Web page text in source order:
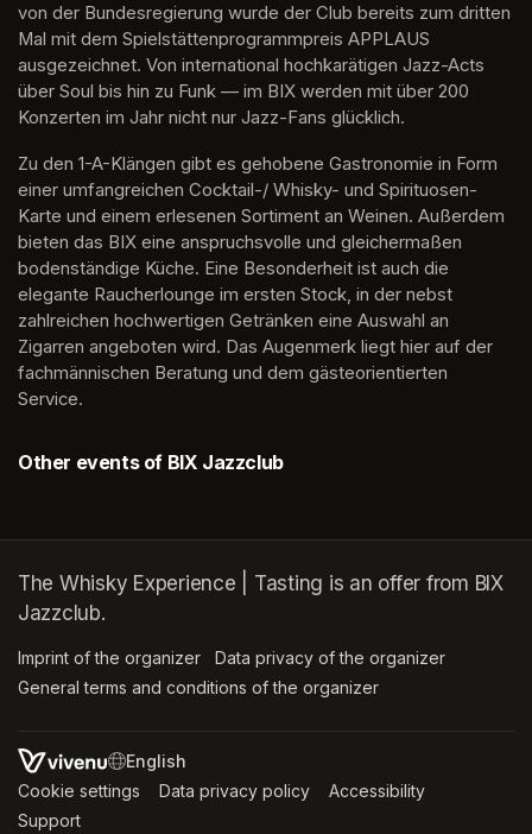
von der Bundesregierung wurde der Club bereits zum dritten
Mal mit dem Spielstättenprogrammpreis APPLAUS
ausgezeichnet. Von international hochkarätigen Jazz-Acts
über Soul bis hin zu Funk — im BIX werden mit über 200
Konzerten im Jahr nicht nur Jazz-Fans glücklich.
Zu den 1-A-Klängen gibt es gehobene Gastronomie in Form
einer umfangreichen Cocktail-/ Whisky- und Spirituosen-
Karte und einem erlesenen Sortiment an Weinen. Außerdem
bieten das BIX eine anspruchsvolle und gleichermaßen
bodenständige Küche. Eine Besonderheit ist auch die
elegante Raucherlounge im ersten Stock, in der nebst
zahlreichen hochwertigen Getränken eine Auswahl an
Zigarren angeboten wird. Das Augenmerk liegt hier auf der
fachmännischen Beratung und dem gästeorientierten
Service.
Other events of BIX Jazzclub
The Whisky Experience | Tasting is an offer from BIX
Jazzclub.
Imprint of the organizer (opens in a new tab)
Data privacy of the organizer
General terms and conditions of the organizer
SWITCH LANGUAGE
Cookie settings (opens in a new tab)
Data privacy policy (opens in a new tab)
Accessibility
Support